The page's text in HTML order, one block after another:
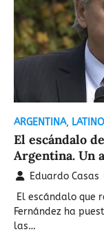
ARGENTINA,
El escándalo
Argentina. Un
Eduardo Casas
El escándalo
Fernández ha
las…